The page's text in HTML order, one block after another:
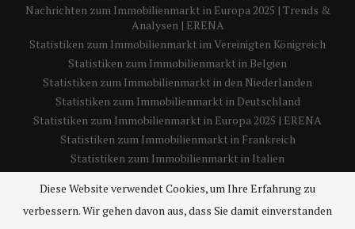
Nachrichten zum Immobilienmarkt in Europa 2025 | Trends &
Analysen | ERENA
Statistiken zum Immobilienmarkt im Vereinigten Königreich
Statistiken zum Immobilienmarkt in Belgien
Statistiken zum Immobilienmarkt in den Niederlanden
Statistiken zum Immobilienmarkt in Deutschland
Statistiken zum Immobilienmarkt in Europa 2025 | ERENA
Statistiken zum Immobilienmarkt in Frankreich
Statistiken zum Immobilienmarkt in Italien
Über uns – 5 wichtige Einblicke in die Europäische
Immobiliennachrichtenagentur
Diese Website verwendet Cookies, um Ihre Erfahrung zu
verbessern. Wir gehen davon aus, dass Sie damit einverstanden